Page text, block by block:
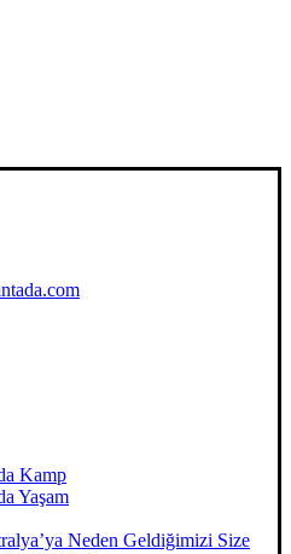
Kamp
Yaşam
Neden Geldiğimizi Size